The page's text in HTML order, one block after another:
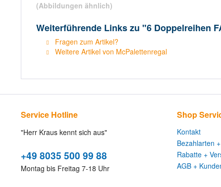
(Abbildungen ähnlich)
Weiterführende Links zu "6 Doppelreihen
Fragen zum Artikel?
Weitere Artikel von McPalettenregal
Service Hotline
"Herr Kraus kennt sich aus"
+49 8035 500 99 88
Montag bis Freitag 7-18 Uhr
Shop
Kontakt
Bezahlarten
Rabatte +
AGB +